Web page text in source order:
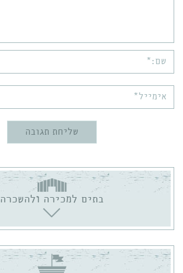
בתים למכירה ולהשכרה